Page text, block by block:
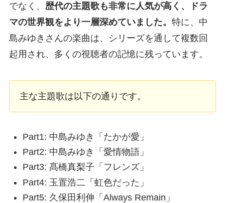
でなく、 歴代の主題歌も非常に人気が高く、ドラ
マの世界観をより一層深めていました。 特に、中
島みゆきさんの楽曲は、シリーズを通して複数回
起用され、多くの視聴者の記憶に残っています。
主な主題歌は以下の通りです。
Part1: 中島みゆき「たかが愛」
Part2: 中島みゆき「愛情物語」
Part3: 髙橋真梨子「フレンズ」
Part4: 玉置浩二「虹色だった」
Part5: 久保田利伸「Always Remain」